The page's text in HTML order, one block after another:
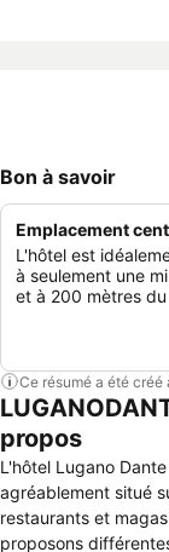
Bon à savoir
Emplacement
L'hôtel est
à seulement une
et à 200 mètres
Ce résumé a été créé
propos
L'hôtel Lugano
agréablement situé
restaurants et
proposons